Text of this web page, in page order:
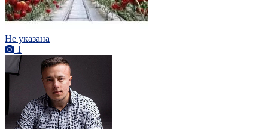
Не указана
1